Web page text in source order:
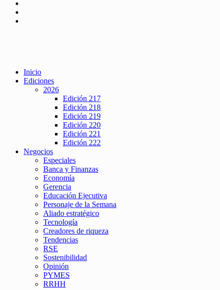
Inicio
Ediciones
2026
Edición 217
Edición 218
Edición 219
Edición 220
Edición 221
Edición 222
Negocios
Especiales
Banca y Finanzas
Economía
Gerencia
Educación Ejecutiva
Personaje de la Semana
Aliado estratégico
Tecnología
Creadores de riqueza
Tendencias
RSE
Sostenibilidad
Opinión
PYMES
RRHH